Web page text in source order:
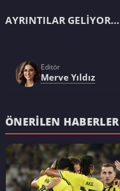
AYRINTILAR GELİYOR...
Editör
Merve Yıldız
ÖNERILEN HABERLER